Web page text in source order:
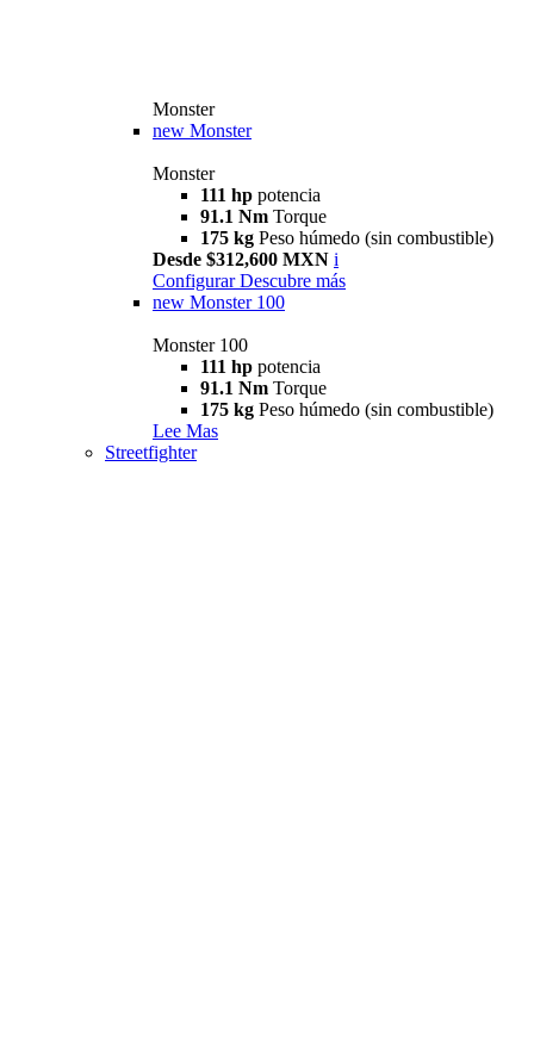
Monster
new Monster
Monster
111 hp potencia
91.1 Nm Torque
175 kg Peso húmedo (sin combustible)
Desde $312,600 MXN i
Configurar Descubre más
new Monster 100
Monster 100
111 hp potencia
91.1 Nm Torque
175 kg Peso húmedo (sin combustible)
Lee Mas
Streetfighter